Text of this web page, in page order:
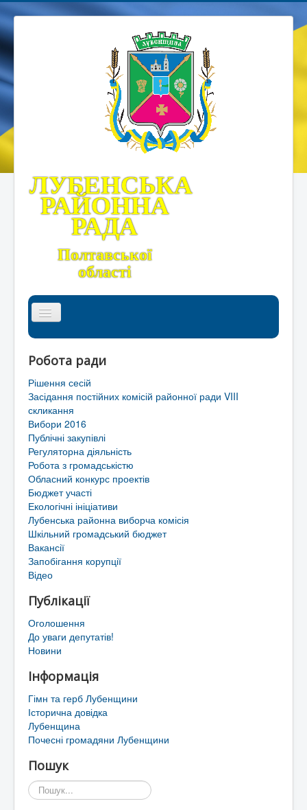
ЛУБЕНСЬКА
РАЙОННА
РАДА
Полтавської
області
Районна рада
Мапа сайту
Контакти
Територіальні громади Лубенського району
Робота ради
Рішення сесій
Засідання постійних комісій районної ради VIII
скликання
Вибори 2016
Публічні закупівлі
Регуляторна діяльність
Робота з громадськістю
Обласний конкурс проектів
Бюджет участі
Екологічні ініціативи
Лубенська районна виборча комісія
Шкільний громадський бюджет
Вакансії
Запобігання корупції
Відео
Публікації
Оголошення
До уваги депутатів!
Новини
Інформація
Гімн та герб Лубенщини
Історична довідка
Лубенщина
Почесні громадяни Лубенщини
Пошук
Пошук...